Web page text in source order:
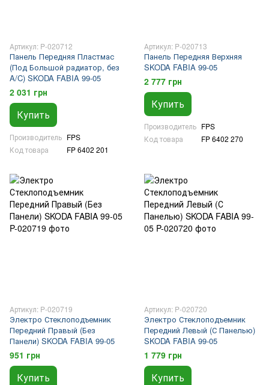
Артикул: P-020712
Панель Передняя Пластмас
(Под Большой радиатор, без
A/C) SKODA FABIA 99-05
2 031 грн
Купить
Производитель FPS
Код товара
FP 6402 201
Артикул: P-020713
Панель Передняя Верхняя
SKODA FABIA 99-05
2 777 грн
Купить
Производитель FPS
Код товара
FP 6402 270
Артикул: P-020719
Электро Стеклоподъемник
Передний Правый (Без
Панели) SKODA FABIA 99-05
951 грн
Купить
Артикул: P-020720
Электро Стеклоподъемник
Передний Левый (С Панелью)
SKODA FABIA 99-05
1 779 грн
Купить